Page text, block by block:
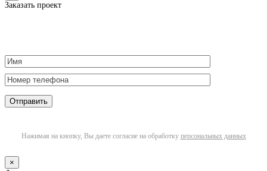
Заказать проект
Нажимая на кнопку, Вы даете согласие на обработку персональных данных
×